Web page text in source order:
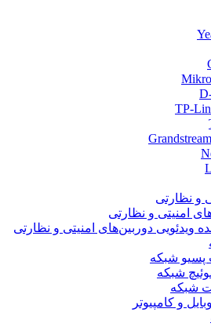
و نظارتی
امنیتی و نظارتی
ویدئویی دوربین‌های امنیتی و نظارتی
پسیو شبکه
شبکه
شبکه
و کامپیوتر